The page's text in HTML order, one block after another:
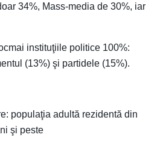
34%, Mass-media de 30%, iar
instituţiile politice 100%:
(13%) şi partidele (15%).
populaţia adultă rezidentă din
şi peste